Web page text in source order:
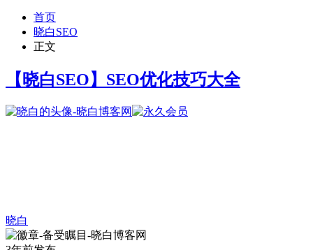
首页
晓白SEO
正文
【晓白SEO】SEO优化技巧大全
晓白